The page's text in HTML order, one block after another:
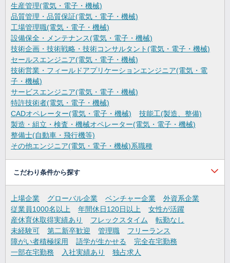
生産管理(電気・電子・機械)
品質管理・品質保証(電気・電子・機械)
工場管理職(電気・電子・機械)
設備保全・メンテナンス(電気・電子・機械)
技術企画・技術戦略・技術コンサルタント(電気・電子・機械)
セールスエンジニア(電気・電子・機械)
技術営業・フィールドアプリケーションエンジニア(電気・電
子・機械)
サービスエンジニア(電気・電子・機械)
特許技術者(電気・電子・機械)
CADオペレーター(電気・電子・機械)
技能工(製造、整備)
製造・組立・検査・機械オペレーター(電気・電子・機械)
整備士(自動車・飛行機等)
その他エンジニア(電気・電子・機械)系職種
こだわり条件から探す
上場企業 グローバル企業 ベンチャー企業
外資系企業
従業員1000名以上
年間休日120日以上
女性が活躍
産休育休取得実績あり
フレックスタイム
転勤なし
未経験可
第二新卒歓迎 管理職
フリーランス
障がい者積極採用
語学が生かせる
完全在宅勤務
一部在宅勤務
入社実績あり 独占求人